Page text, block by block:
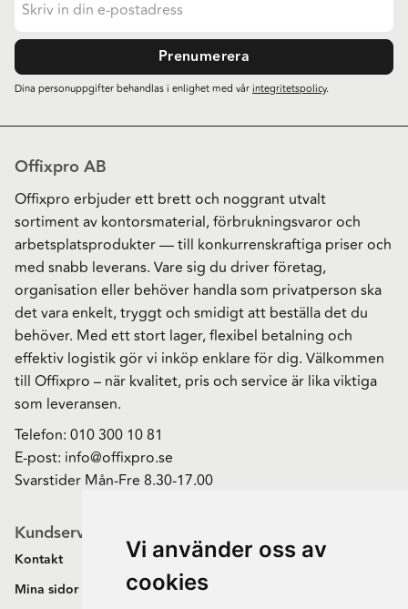
Vi använder oss av
cookies
Prenumerera
Dina personuppgifter behandlas i enlighet med vårintegritetspolicy.
Offixpro AB
Offixpro erbjuder ett brett och noggrant utvalt
sortiment av kontorsmaterial, förbrukningsvaror och
arbetsplatsprodukter — till konkurrenskraftiga priser och
med snabb leverans. Vare sig du driver företag,
organisation eller behöver handla som privatperson ska
det vara enkelt, tryggt och smidigt att beställa det du
behöver. Med ett stort lager, flexibel betalning och
effektiv logistik gör vi inköp enklare för dig. Välkommen
till Offixpro – när kvalitet, pris och service är lika viktiga
som leveransen.
Telefon: 010 300 10 81
E-post: info@offixpro.se
Svarstider Mån-Fre 8.30-17.00
Kundservice
Kontakt
Mina sidor